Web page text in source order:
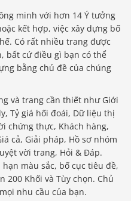
minh với hơn 14 Ý tưởng
kết hợp, việc xây dựng bố
Có rất nhiều trang được
bất cứ điều gì bạn có thể
bằng chủ đề của chúng
và trang cần thiết như Giới
Tỷ giá hối đoái, Dữ liệu thị
chứng thực, Khách hàng,
cả, Giải pháp, Hồ sơ nhóm
vời trang, Hỏi & Đáp.
màu sắc, bố cục tiêu đề,
200 Khối và Tùy chọn. Chủ
nhu cầu của bạn.